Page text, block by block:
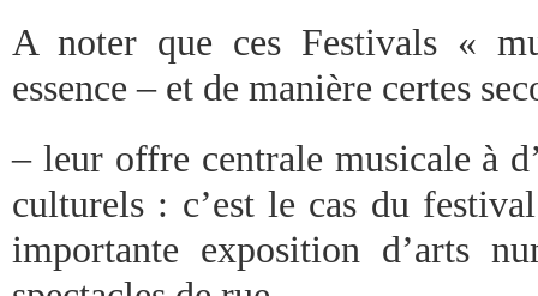
A noter que ces Festivals «
essence – et de manière certes
– leur offre centrale musicale à
culturels : c’est le cas du
importante exposition d’arts